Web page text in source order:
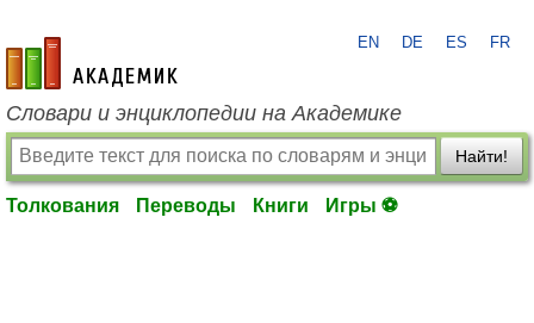
academic.ru
EN DE ES FR
Словари и энциклопедии на Академике
Найти!
Толкования Переводы Книги Игры ⚽